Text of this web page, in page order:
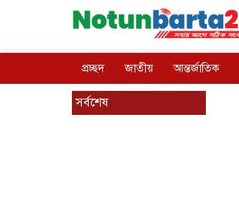
প্রচ্ছদ জাতীয় আন্তর্জাতিক
সর্বশেষ